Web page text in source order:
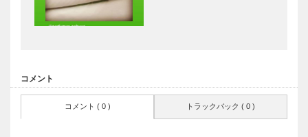
コメント
コメント ( 0 ) トラックバック ( 0 )